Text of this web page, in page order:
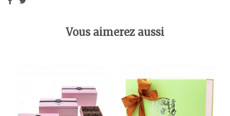
Vous aimerez aussi